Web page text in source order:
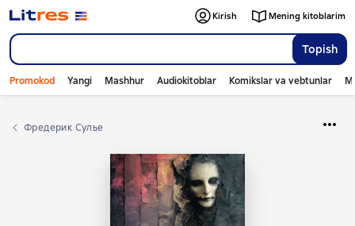
Topish
Kirish Mening kitoblarim
Promokod Yangi Mashhur Audiokitoblar Komikslar va vebtunlar
Фредерик Сулье